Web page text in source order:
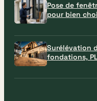
Pose de
pour bien
Surélévation
fondations,
le chantier